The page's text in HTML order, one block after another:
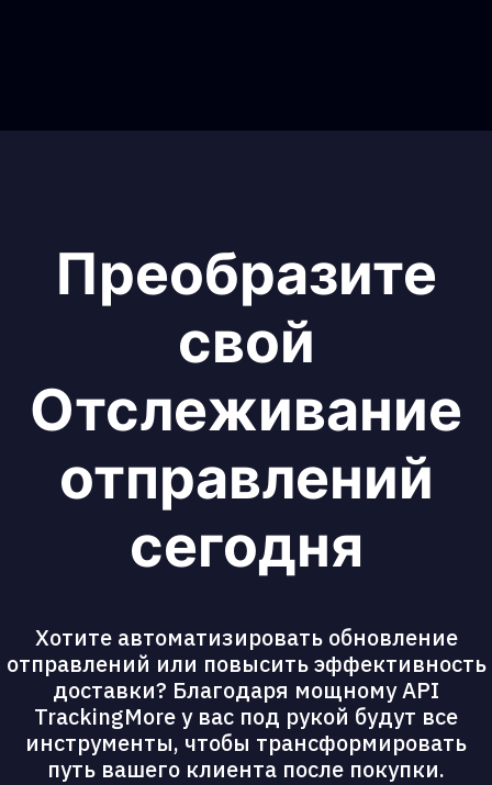
Преобразите
свой
Отслеживание
отправлений
сегодня
Хотите автоматизировать обновление
отправлений или повысить эффективность
доставки? Благодаря мощному API
TrackingMore у вас под рукой будут все
инструменты, чтобы трансформировать
путь вашего клиента после покупки.